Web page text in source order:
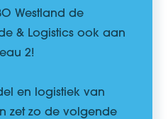
Westland de
& Logistics ook aan
2!
en logistiek van
zet zo de volgende